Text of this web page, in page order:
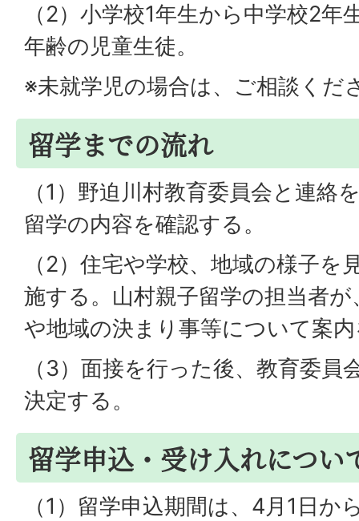
（2）小学校1年生から中学校2年
年齢の児童生徒。
※未就学児の場合は、ご相談くだ
留学までの流れ
（1）野迫川村教育委員会と連絡
留学の内容を確認する。
（2）住宅や学校、地域の様子を
施する。山村親子留学の担当者
や地域の決まり事等について案
（3）面接を行った後、教育委員
決定する。
留学申込・受け入れについ
（1）留学申込期間は、4月1日